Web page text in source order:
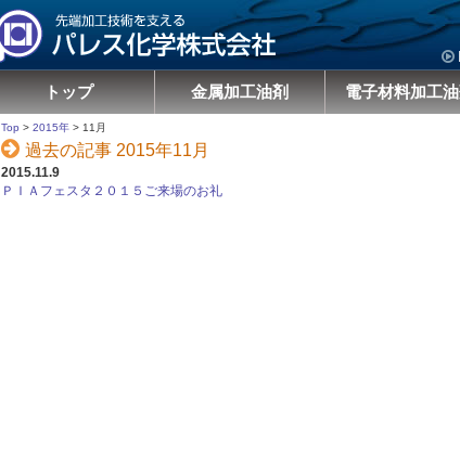
トップ 金属加工油剤 電子材料加工
Top > 2015年 > 11月
過去の記事 2015年11月
2015.11.9
ＰＩＡフェスタ２０１５ご来場のお礼